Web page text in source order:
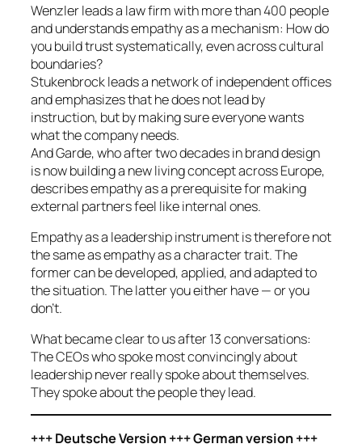
Wenzler leads a law firm with more than 400 people
and understands empathy as a mechanism: How do
you build trust systematically, even across cultural
boundaries?
Stukenbrock leads a network of independent offices
and emphasizes that he does not lead by
instruction, but by making sure everyone wants
what the company needs.
And Garde, who after two decades in brand design
is now building a new living concept across Europe,
describes empathy as a prerequisite for making
external partners feel like internal ones.
Empathy as a leadership instrument is therefore not
the same as empathy as a character trait. The
former can be developed, applied, and adapted to
the situation. The latter you either have — or you
don’t.
What became clear to us after 13 conversations:
The CEOs who spoke most convincingly about
leadership never really spoke about themselves.
They spoke about the people they lead.
+++ Deutsche Version +++ German version +++